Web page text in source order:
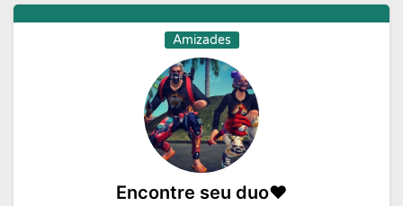
Amizades
Encontre seu duo❤